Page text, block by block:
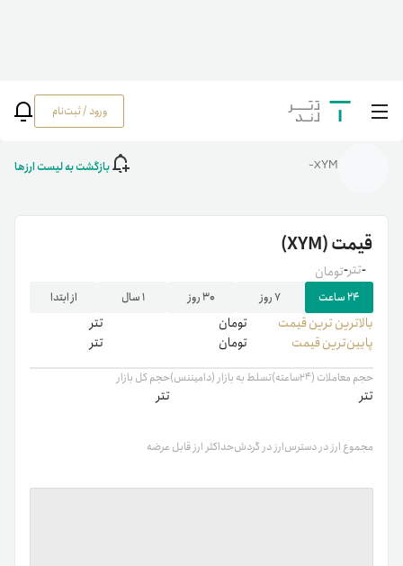
ورود / ثبت‌نام خانه رمزارزها/
XYM
XYM- بازگشت به لیست ارزها
قیمت(XYM)
-تومان -تتر
۲۴ ساعت ۷ روز ۳۰ روز ۱ سال از ابتدا
بالاترین ‌ترین قیمت تومان
تتر
پایین‌ترین قیمت
تومان تتر
حجم معاملات (۲۴ساعته)
تتر
تسلط به بازار (دامیننس)حجم کل بازار
تتر
مجموع ارز در دسترسارز در گردشحداکثر ارز قابل عرضه